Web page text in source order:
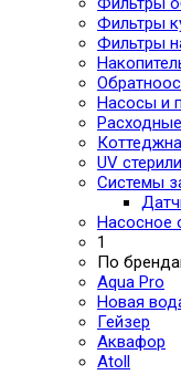
Фильтры
Фильтры
Насосы и
UV
Системы
Насосное
1
По
Aqua Pro
Новая
Гейзер
Аквафор
Atoll